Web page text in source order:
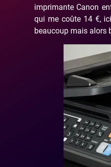
imprimante Canon
qui me coûte 14 €,
beaucoup mais alors